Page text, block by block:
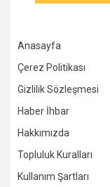
Anasayfa
Çerez Politikası
Gizlilik Sözleşmesi
Haber İhbar
Hakkımızda
Topluluk Kuralları
Kullanım Şartları